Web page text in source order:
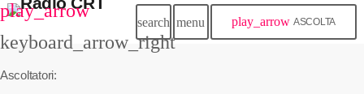
play_arrow
keyboard_arrow_right
Ascoltatori:
search menu play_arrow ASCOLTA